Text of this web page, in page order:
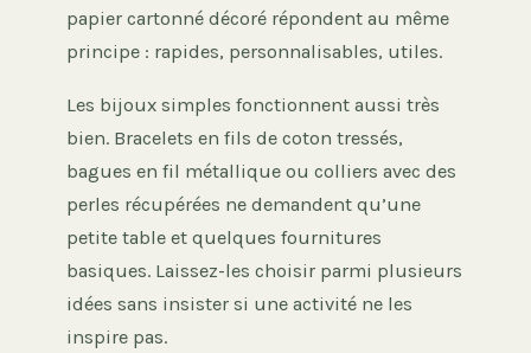
papier cartonné décoré répondent au même
principe : rapides, personnalisables, utiles.
Les bijoux simples fonctionnent aussi très
bien. Bracelets en fils de coton tressés,
bagues en fil métallique ou colliers avec des
perles récupérées ne demandent qu’une
petite table et quelques fournitures
basiques. Laissez-les choisir parmi plusieurs
idées sans insister si une activité ne les
inspire pas.